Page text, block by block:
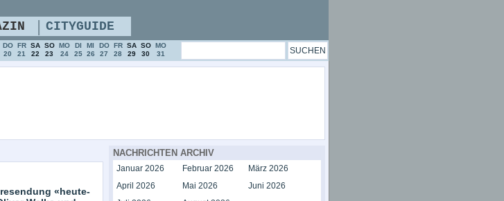
«heute-
NACHRICHTEN ARCHIV
Januar 2026 Februar 2026
März 2026
April 2026
Mai 2026
Juni 2026
| CITYGUIDE
DO
20
FR
21
SA
22
SO
23
MO
24
DI
25
MI
26
DO
27
FR
28
SA
29
SO
30
MO
31